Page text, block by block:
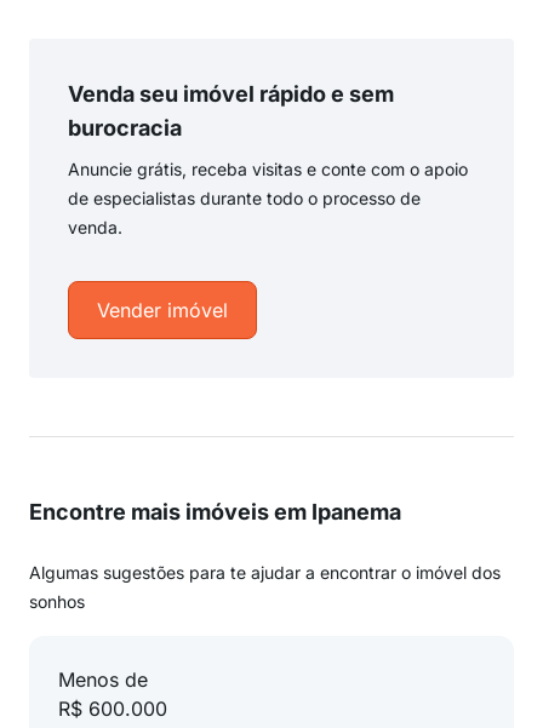
Venda seu imóvel rápido e sem
burocracia
Anuncie grátis, receba visitas e conte com o apoio
de especialistas durante todo o processo de
venda.
Vender imóvel
Encontre mais imóveis em Ipanema
Algumas sugestões para te ajudar a encontrar o imóvel dos
sonhos
Menos de
R$ 600.000